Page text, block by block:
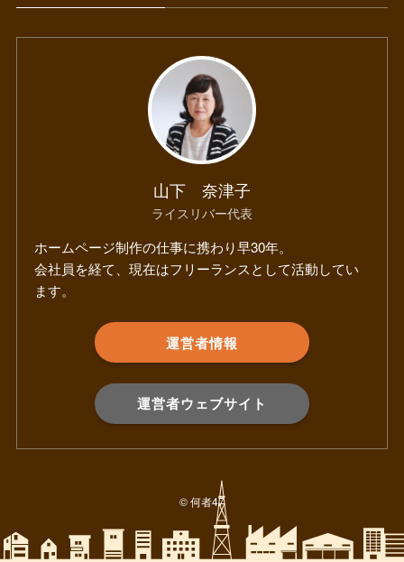
山下 奈津子
ライスリバー代表
ホームページ制作の仕事に携わり早30年。
会社員を経て、現在はフリーランスとして活動してい
ます。
運営者情報
運営者ウェブサイト
©何者47